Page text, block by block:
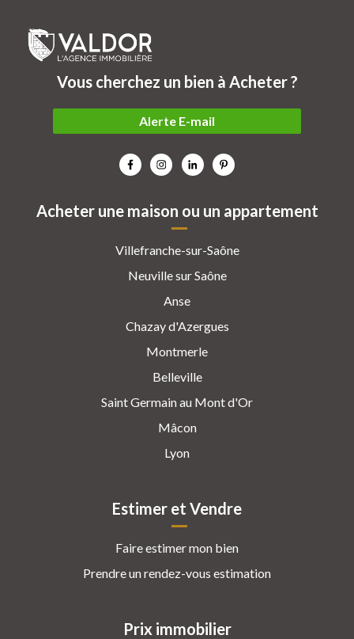
Acheter une maison ou un appartement
Villefranche-sur-Saône
Neuville sur Saône
Anse
Chazay d'Azergues
Montmerle
Belleville
Saint Germain au Mont d'Or
Mâcon
Lyon
Estimer et Vendre
Faire estimer mon bien
Prendre un rendez-vous estimation
Prix immobilier
Vous cherchez un bien à Acheter ?
Alerte E-mail